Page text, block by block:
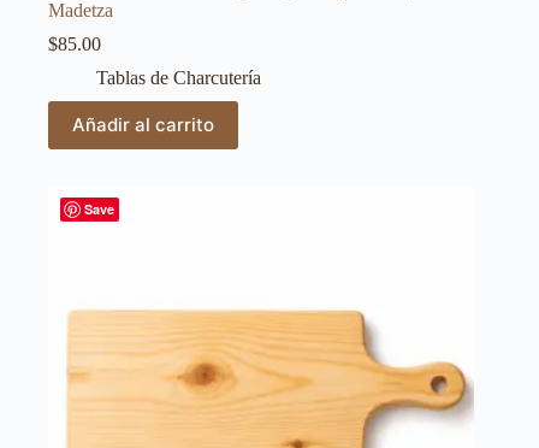
Madetza
$85.00
Tablas de Charcutería
Añadir al carrito
Save